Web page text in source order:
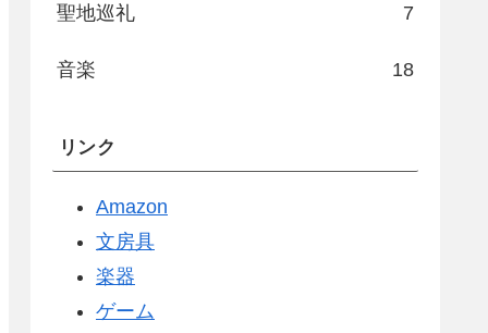
聖地巡礼 7
音楽 18
リンク
Amazon
文房具
楽器
ゲーム